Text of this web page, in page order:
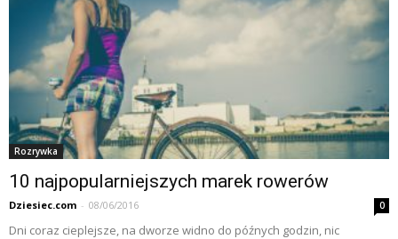
Rozrywka
10 najpopularniejszych marek rowerów
Dziesiec.com - 08/06/2016 0
Dni coraz cieplejsze, na dworze widno do późnych godzin, nic